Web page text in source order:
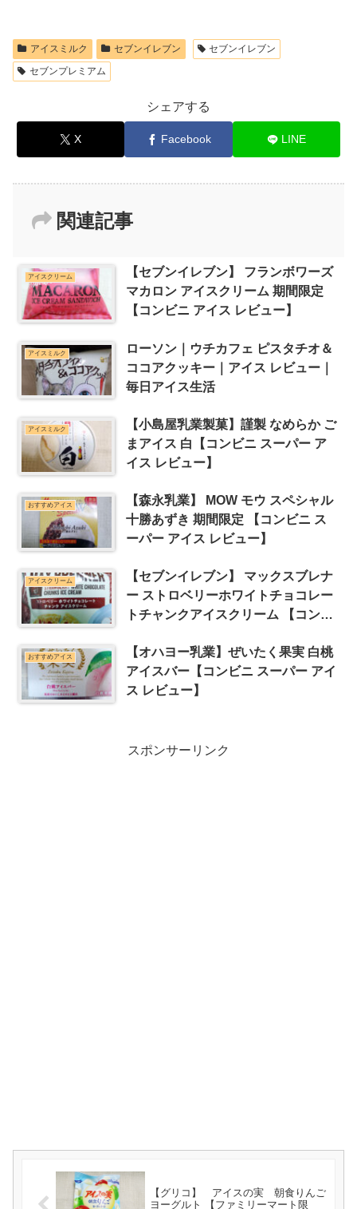
アイスミルク セブンイレブン
セブンイレブン
セブンプレミアム
シェアする
X Facebook LINE
関連記事
アイスクリーム
【セブンイレブン】 フランボワーズ
マカロン アイスクリーム 期間限定
【コンビニ アイス レビュー】
アイスミルク
ローソン｜ウチカフェ ピスタチオ＆
ココアクッキー｜アイス レビュー｜
毎日アイス生活
アイスミルク
【小島屋乳業製菓】謹製 なめらか ご
まアイス 白【コンビニ スーパー ア
イス レビュー】
おすすめアイス
【森永乳業】 MOW モウ スペシャル
十勝あずき 期間限定 【コンビニ ス
ーパー アイス レビュー】
アイスクリーム
【セブンイレブン】 マックスブレナ
ー ストロベリーホワイトチョコレー
トチャンクアイスクリーム 【コンビ
おすすめアイス
【オハヨー乳業】ぜいたく果実 白桃
アイスバー【コンビニ スーパー アイ
ス レビュー】
スポンサーリンク
【グリコ】 アイスの実 朝食りんご
ヨーグルト 【ファミリーマート限